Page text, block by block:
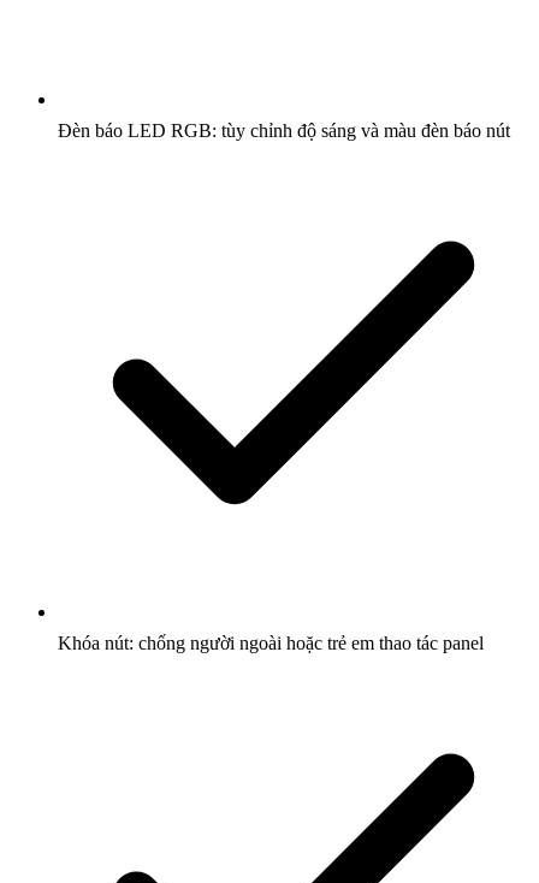
Đèn báo LED RGB: tùy chỉnh độ sáng và màu đèn báo nút
Khóa nút: chống người ngoài hoặc trẻ em thao tác panel